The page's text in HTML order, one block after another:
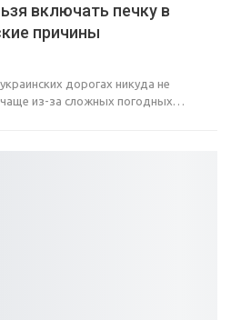
включать печку в
причины
дорогах никуда не
из-за сложных погодных…